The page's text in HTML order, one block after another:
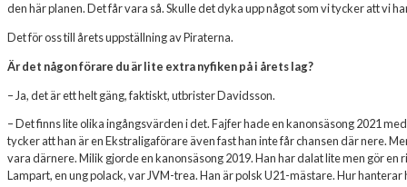
den här planen. Det får vara så. Skulle det dyka upp något som vi tycker att vi
Det för oss till årets uppställning av Piraterna.
Är det någon förare du är lite extra nyfiken på i årets lag?
– Ja, det är ett helt gäng, faktiskt, utbrister Davidsson.
– Det finns lite olika ingångsvärden i det. Fajfer hade en kanonsäsong 2021
tycker att han är en Ekstraligaförare även fast han inte får chansen där nere.
vara därnere. Milik gjorde en kanonsäsong 2019. Han har dalat lite men gör en
Lampart, en ung polack, var JVM-trea. Han är polsk U21-mästare. Hur